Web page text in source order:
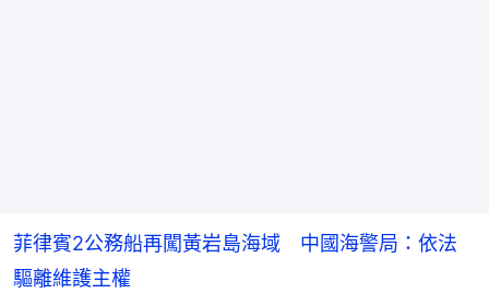
菲律賓2公務船再闖黃岩島海域 中國海警局：依法
驅離維護主權